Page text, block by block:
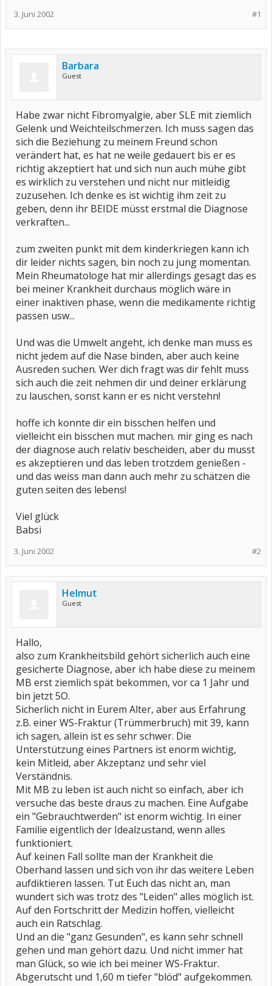
#1
3. Juni 2002
Barbara
Guest
Habe zwar nicht Fibromyalgie, aber SLE mit ziemlich
Gelenk und Weichteilschmerzen. Ich muss sagen das
sich die Beziehung zu meinem Freund schon
verändert hat, es hat ne weile gedauert bis er es
richtig akzeptiert hat und sich nun auch mühe gibt
es wirklich zu verstehen und nicht nur mitleidig
zuzusehen. Ich denke es ist wichtig ihm zeit zu
geben, denn ihr BEIDE müsst erstmal die Diagnose
verkraften...
zum zweiten punkt mit dem kinderkriegen kann ich
dir leider nichts sagen, bin noch zu jung momentan.
Mein Rheumatologe hat mir allerdings gesagt das es
bei meiner Krankheit durchaus möglich wäre in
einer inaktiven phase, wenn die medikamente richtig
passen usw...
Und was die Umwelt angeht, ich denke man muss es
nicht jedem auf die Nase binden, aber auch keine
Ausreden suchen. Wer dich fragt was dir fehlt muss
sich auch die zeit nehmen dir und deiner erklärung
zu lauschen, sonst kann er es nicht verstehn!
hoffe ich konnte dir ein bisschen helfen und
vielleicht ein bisschen mut machen. mir ging es nach
der diagnose auch relativ bescheiden, aber du musst
es akzeptieren und das leben trotzdem genießen -
und das weiss man dann auch mehr zu schätzen die
guten seiten des lebens!
Viel glück
Babsi
#2
3. Juni 2002
Helmut
Guest
Hallo,
also zum Krankheitsbild gehört sicherlich auch eine
gesicherte Diagnose, aber ich habe diese zu meinem
MB erst ziemlich spät bekommen, vor ca 1 Jahr und
bin jetzt 5O.
Sicherlich nicht in Eurem Alter, aber aus Erfahrung
z.B. einer WS-Fraktur (Trümmerbruch) mit 39, kann
ich sagen, allein ist es sehr schwer. Die
Unterstützung eines Partners ist enorm wichtig,
kein Mitleid, aber Akzeptanz und sehr viel
Verständnis.
Mit MB zu leben ist auch nicht so einfach, aber ich
versuche das beste draus zu machen. Eine Aufgabe
ein "Gebrauchtwerden" ist enorm wichtig. In einer
Familie eigentlich der Idealzustand, wenn alles
funktioniert.
Auf keinen Fall sollte man der Krankheit die
Oberhand lassen und sich von ihr das weitere Leben
aufdiktieren lassen. Tut Euch das nicht an, man
wundert sich was trotz des "Leiden" alles möglich ist.
Auf den Fortschritt der Medizin hoffen, vielleicht
auch ein Ratschlag.
Und an die "ganz Gesunden", es kann sehr schnell
gehen und man gehört dazu. Und nicht immer hat
man Glück, so wie ich bei meiner WS-Fraktur.
Abgerutscht und 1,60 m tiefer "blöd" aufgekommen.